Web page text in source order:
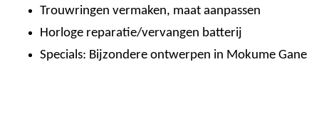
Trouwringen vermaken, maat aanpassen
Horloge reparatie/vervangen batterij
Specials: Bijzondere ontwerpen in Mokume Gane